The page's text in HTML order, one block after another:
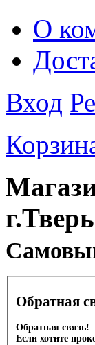
О
Вход
Обратная
Обратная связь!
Если хотите